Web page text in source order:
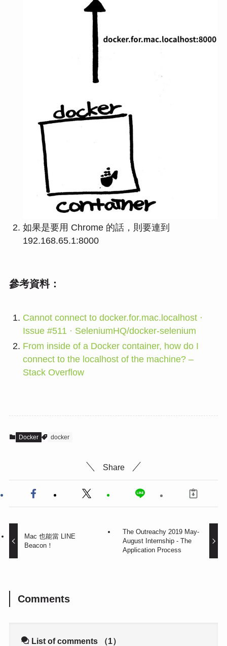
如果是要用 Chrome 的話，則要連到
192.168.65.1:8000
參考資料：
Cannot connect to docker.for.mac.localhost ·
Issue #511 · SeleniumHQ/docker-selenium
From inside of a Docker container, how do I
connect to the localhost of the machine? –
Stack Overflow
Docker docker
Share
Mac 也能當 LINE
Beacon！
The Outreachy 2019 May-
August Internship - The
Application Process
Comments
List of comments （1）